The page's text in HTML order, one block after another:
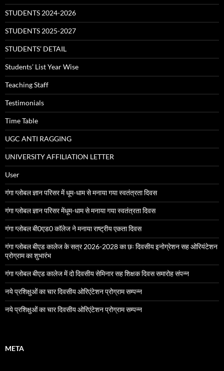
STUDENTS 2024-2026
STUDENTS 2025-2027
STUDENTS’ DETAIL
Students’ List Year Wise
Teaching Staff
Testimonials
Time Table
UGC ANTI RAGGING
UNIVERSITY AFFILIATION LETTER
User
गंगा ग्लोबल ज्ञान परिसर में धूम-धाम से मनाया गया स्वतंत्रता दिवस
गंगा ग्लोबल ज्ञान परिसर मेंधूम-धाम से मनाया गया स्वतंत्रता दिवस
गंगा ग्लोबल बी0एड0 काॅलेज ने मनाया राष्ट्रीय एकता दिवस
गंगा ग्लोबल बीएड कालेज के सत्र 2026-2028 का छः दिवसीय इनोग्रेशन सह ओरियंटेशन
प्रोग्राम का शुभारंभ
गंगा ग्लोबल बीएड कालेज में दो दिवसीय सेमिनार सह शिक्षक दिवस समारोह संपन्न
नये प्रशिक्षुओं का चार दिवसीय ओरिएंटेशन प्रोग्राम सम्पन्न
नये प्रशिक्षुओं का चार दिवसीय ओरिएंटेशन प्रोग्राम सम्पन्न
META